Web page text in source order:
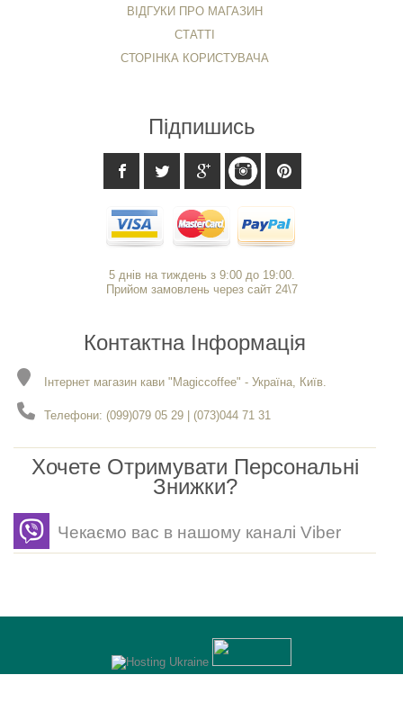
ВІДГУКИ ПРО МАГАЗИН
СТАТТІ
СТОРІНКА КОРИСТУВАЧА
Підпишись
5 днів на тиждень з 9:00 до 19:00.
Прийом замовлень через сайт 24\7
Контактна Інформація
Інтернет магазин кави "Magiccoffee" - Україна, Київ.
Телефони: (099)079 05 29 | (073)044 71 31
Хочете Отримувати Персональні
Знижки?
Чекаємо вас в нашому каналі Viber